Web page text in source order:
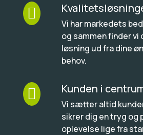

Vi har markedets
og sammen finder vi
løsning ud fra dine
behov.
 Kunden i
Vi sætter altid
sikrer dig en tryg og
oplevelse lige fra